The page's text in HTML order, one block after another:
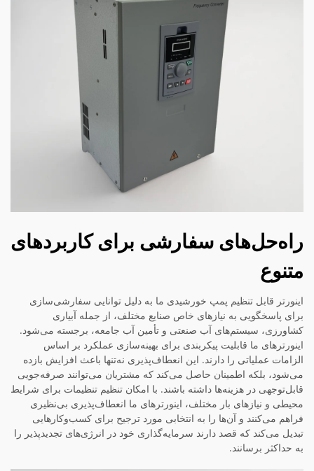
راه‌حل‌های سفارشی برای کاربردهای
متنوع
اینورتر قابل تنظیم پمپ خورشیدی ما به دلیل توانایی سفارشی‌سازی
برای پاسخگویی به نیازهای خاص صنایع مختلف، از جمله آبیاری
کشاورزی، سیستم‌های آب صنعتی و تأمین آب جامعه، برجسته می‌شود.
اینورترهای ما قابلیت پیکربندی برای بهینه‌سازی عملکرد بر اساس
الزامات عملیاتی را دارند. این انعطاف‌پذیری نه‌تنها باعث افزایش بازده
می‌شود، بلکه اطمینان حاصل می‌کند که مشتریان می‌توانند صرفه‌جویی
قابل‌توجهی در هزینه‌ها داشته باشند. با امکان تنظیم تنظیمات برای شرایط
محیطی و نیازهای بار مختلف، اینورترهای ما انعطاف‌پذیری بی‌نظیری
فراهم می‌کنند و آن‌ها را به انتخابی مورد ترجیح برای کسب‌وکارهایی
تبدیل می‌کند که قصد دارند سرمایه‌گذاری خود در انرژی‌های تجدیدپذیر را
به حداکثر برسانند.